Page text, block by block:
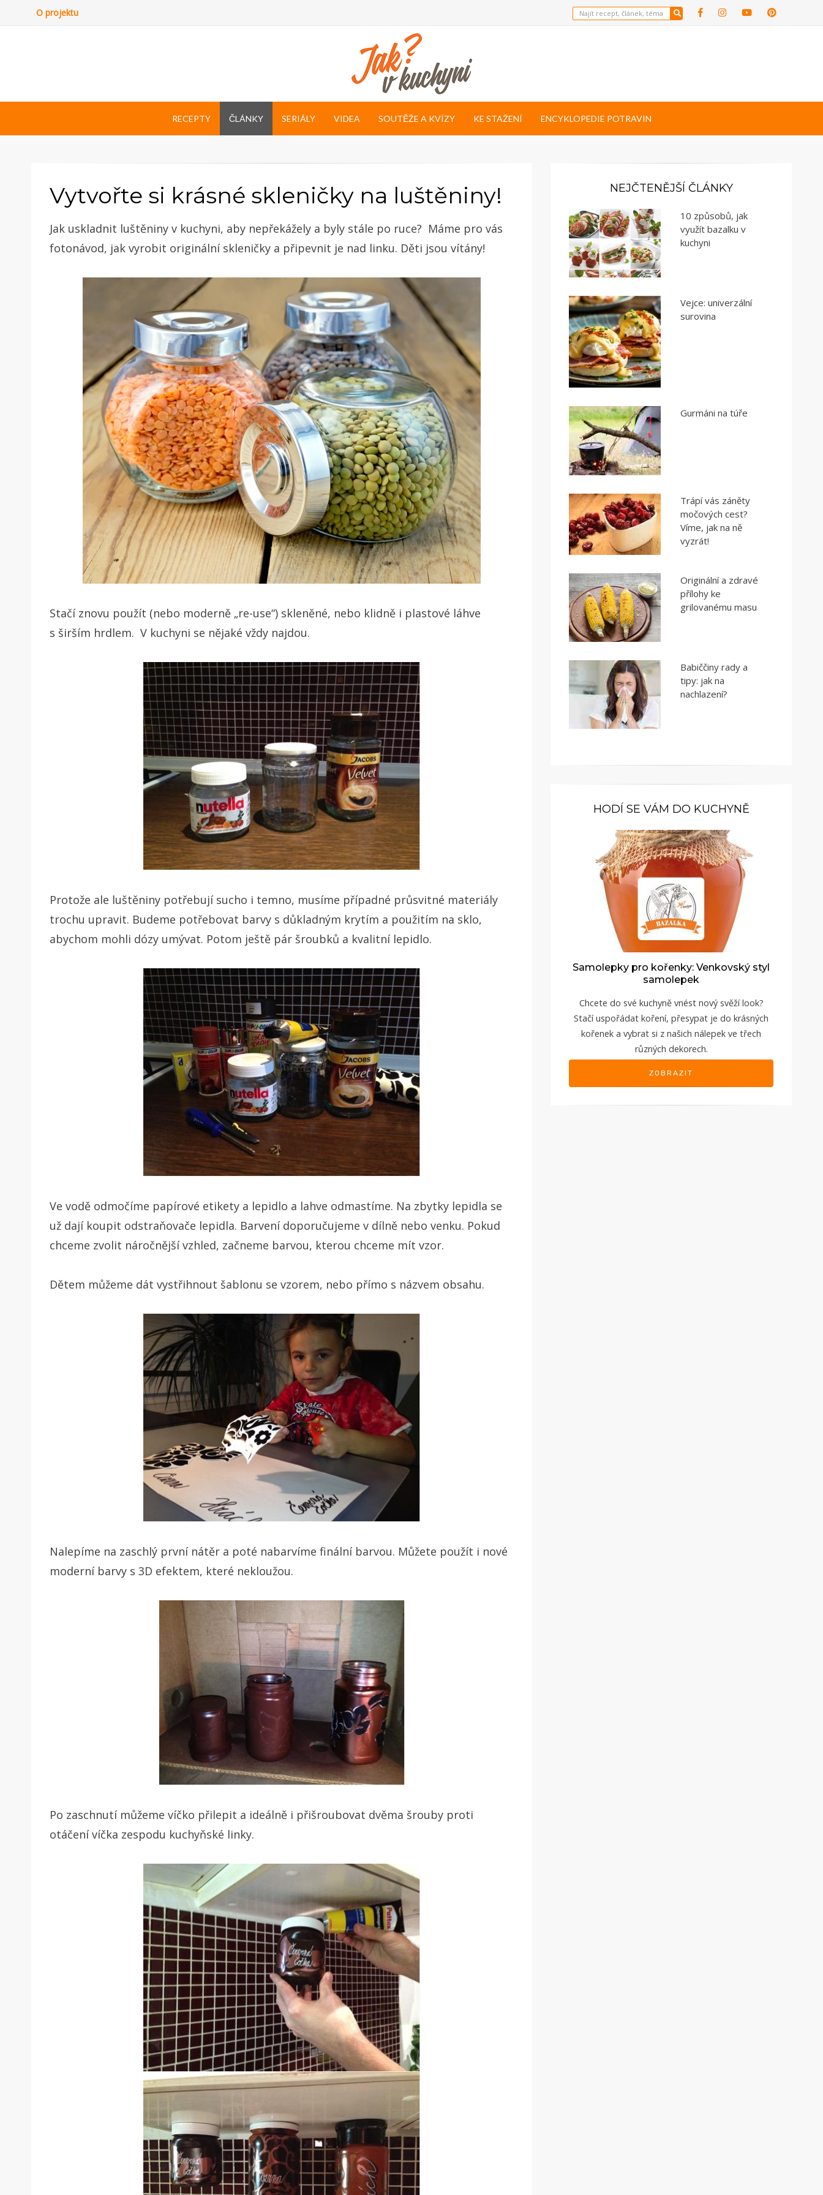
O projektu
RECEPTY ČLÁNKY SERIÁLY VIDEA SOUTĚŽE A KVÍZY KE STAŽENÍ ENCYKLOPEDIE POTRAVIN
Vytvořte si krásné skleničky na luštěniny!
Jak uskladnit luštěniny v kuchyni, aby nepřekážely a byly stále po ruce? Máme pro vás
fotonávod, jak vyrobit originální skleničky a připevnit je nad linku. Děti jsou vítány!
Stačí znovu použít (nebo moderně „re-use“) skleněné, nebo klidně i plastové láhve
s širším hrdlem. V kuchyni se nějaké vždy najdou.
Protože ale luštěniny potřebují sucho i temno, musíme případné průsvitné materiály
trochu upravit. Budeme potřebovat barvy s důkladným krytím a použitím na sklo,
abychom mohli dózy umývat. Potom ještě pár šroubků a kvalitní lepidlo.
Ve vodě odmočíme papírové etikety a lepidlo a lahve odmastíme. Na zbytky lepidla se
už dají koupit odstraňovače lepidla. Barvení doporučujeme v dílně nebo venku. Pokud
chceme zvolit náročnější vzhled, začneme barvou, kterou chceme mít vzor.
Dětem můžeme dát vystřihnout šablonu se vzorem, nebo přímo s názvem obsahu.
Nalepíme na zaschlý první nátěr a poté nabarvíme finální barvou. Můžete použít i nové
moderní barvy s 3D efektem, které nekloužou.
Po zaschnutí můžeme víčko přilepit a ideálně i přišroubovat dvěma šrouby proti
otáčení víčka zespodu kuchyňské linky.
NEJČTENĚJŠÍ ČLÁNKY
10 způsobů, jak
využít bazalku v
kuchyni
Vejce: univerzální
surovina
Gurmáni na túře
Trápí vás záněty
močových cest?
Víme, jak na ně
vyzrát!
Originální a zdravé
přílohy ke
grilovanému masu
Babiččiny rady a
tipy: jak na
nachlazení?
HODÍ SE VÁM DO KUCHYNĚ
Samolepky pro kořenky: Venkovský styl
samolepek
Chcete do své kuchyně vnést nový svěží look?
Stačí uspořádat koření, přesypat je do krásných
kořenek a vybrat si z našich nálepek ve třech
různých dekorech.
ZOBRAZIT